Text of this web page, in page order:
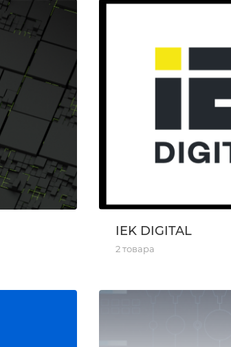
IEK DIGITAL
2 товара